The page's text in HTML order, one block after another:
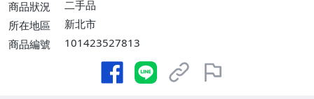
商品狀況
二手品
所在地區
新北市
商品編號
101423527813